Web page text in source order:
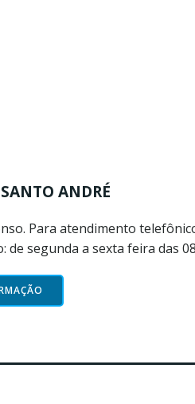
ANDRÉ
Para atendimento
segunda a sexta feira das